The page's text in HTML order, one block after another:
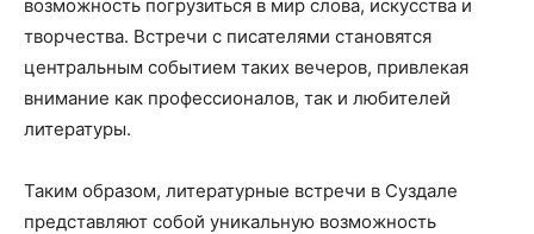
возможность погрузиться в мир слова, искусства и
творчества. Встречи с писателями становятся
центральным событием таких вечеров, привлекая
внимание как профессионалов, так и любителей
литературы.
Таким образом, литературные встречи в Суздале
представляют собой уникальную возможность